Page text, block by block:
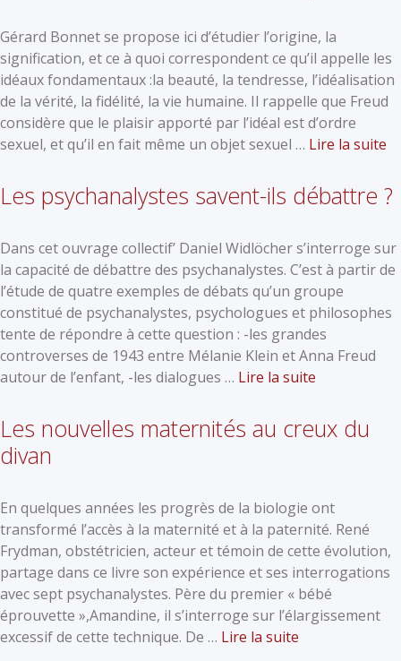
Gérard Bonnet se propose ici d’étudier l’origine, la
signification, et ce à quoi correspondent ce qu’il appelle les
idéaux fondamentaux :la beauté, la tendresse, l’idéalisation
de la vérité, la fidélité, la vie humaine. Il rappelle que Freud
considère que le plaisir apporté par l’idéal est d’ordre
sexuel, et qu’il en fait même un objet sexuel … Lire la suite
Les psychanalystes savent-ils débattre ?
Dans cet ouvrage collectif’ Daniel Widlöcher s’interroge sur
la capacité de débattre des psychanalystes. C’est à partir de
l’étude de quatre exemples de débats qu’un groupe
constitué de psychanalystes, psychologues et philosophes
tente de répondre à cette question : -les grandes
controverses de 1943 entre Mélanie Klein et Anna Freud
autour de l’enfant, -les dialogues … Lire la suite
Les nouvelles maternités au creux du
divan
En quelques années les progrès de la biologie ont
transformé l’accès à la maternité et à la paternité. René
Frydman, obstétricien, acteur et témoin de cette évolution,
partage dans ce livre son expérience et ses interrogations
avec sept psychanalystes. Père du premier « bébé
éprouvette »,Amandine, il s’interroge sur l’élargissement
excessif de cette technique. De … Lire la suite